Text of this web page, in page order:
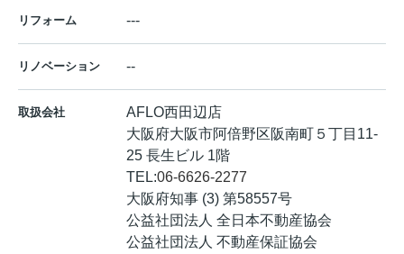
リフォーム ---
リノベーション --
取扱会社
AFLO西田辺店
大阪府大阪市阿倍野区阪南町５丁目11-
25 長生ビル 1階
TEL:06-6626-2277
大阪府知事 (3) 第58557号
公益社団法人 全日本不動産協会
公益社団法人 不動産保証協会